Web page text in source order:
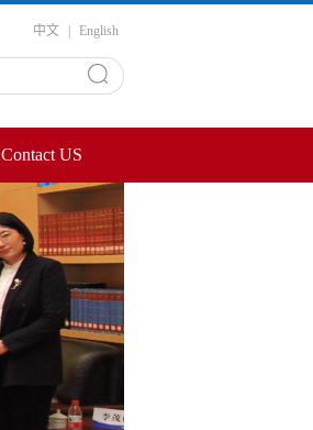
中文 English
Contact US